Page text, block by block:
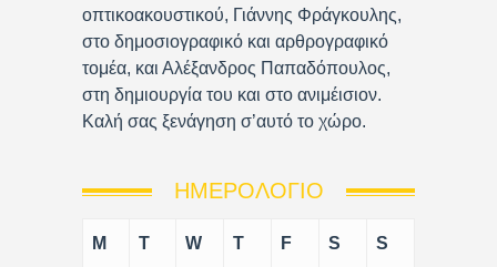
οπτικοακουστικού, Γιάννης Φράγκουλης,
στο δημοσιογραφικό και αρθρογραφικό
τομέα, και Αλέξανδρος Παπαδόπουλος,
στη δημιουργία του και στο ανιμέισιον.
Καλή σας ξενάγηση σ’αυτό το χώρο.
ΗΜΕΡΟΛΌΓΙΟ
M T W T F S S